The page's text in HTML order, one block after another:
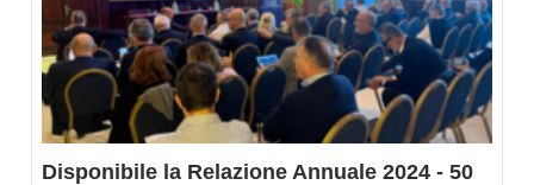
Disponibile la Relazione Annuale 2024 - 50